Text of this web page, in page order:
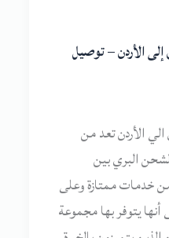
الأردن – توصيل
الأردن تعد من
البري بين
خدمات ممتازة وعلى
يتوفر بها مجموعة